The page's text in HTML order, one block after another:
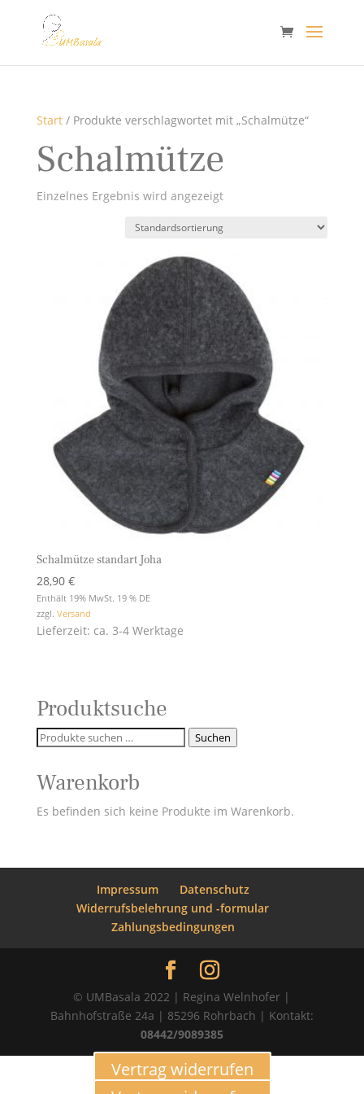
Start/ Produkte verschlagwortet mit „Schalmütze“
Schalmütze
Einzelnes Ergebnis wird angezeigt
Schalmütze standart Joha
28,90 €
Enthält 19% MwSt. 19 % DE
zzgl. Versand
Lieferzeit: ca. 3-4 Werktage
Produktsuche
Suchen
Suchen
Warenkorb
Es befinden sich keine Produkte im Warenkorb.
Impressum
Datenschutz
Widerrufsbelehrung und -formular
Zahlungsbedingungen
© UMBasala 2022 | Regina Welnhofer |
Bahnhofstraße 24a | 85296 Rohrbach | Kontakt:
08442/9089385
Vertrag widerrufen